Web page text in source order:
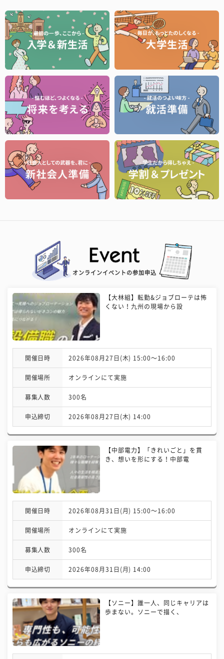
オンラインイベントの参加申込
【大林組】転勤&ジョブローテは怖
くない！九州の現場から設
開催日時 2026年08月27日(木) 15:00〜16:00
開催場所 オンラインにて実施
募集人数 300名
申込締切 2026年08月27日(木) 14:00
【中部電力】「きれいごと」を貫
き、想いを形にする！中部電
開催日時 2026年08月31日(月) 15:00〜16:00
開催場所 オンラインにて実施
募集人数 300名
申込締切 2026年08月31日(月) 14:00
【ソニー】誰一人、同じキャリアは
歩まない。ソニーで描く、